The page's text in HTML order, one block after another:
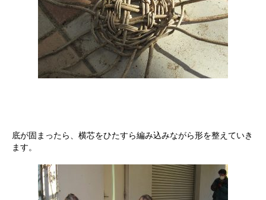
底が固まったら、横芯をひたすら編み込みながら形を整えていき
ます。